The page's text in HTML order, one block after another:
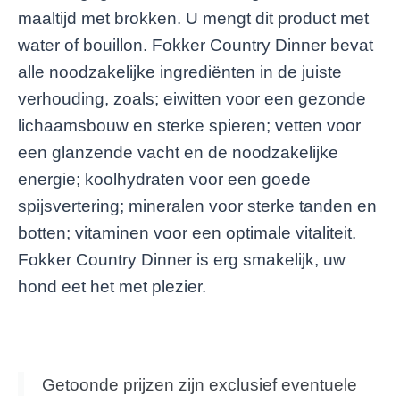
maaltijd met brokken. U mengt dit product met
water of bouillon. Fokker Country Dinner bevat
alle noodzakelijke ingrediënten in de juiste
verhouding, zoals; eiwitten voor een gezonde
lichaamsbouw en sterke spieren; vetten voor
een glanzende vacht en de noodzakelijke
energie; koolhydraten voor een goede
spijsvertering; mineralen voor sterke tanden en
botten; vitaminen voor een optimale vitaliteit.
Fokker Country Dinner is erg smakelijk, uw
hond eet het met plezier.
Getoonde prijzen zijn exclusief eventuele